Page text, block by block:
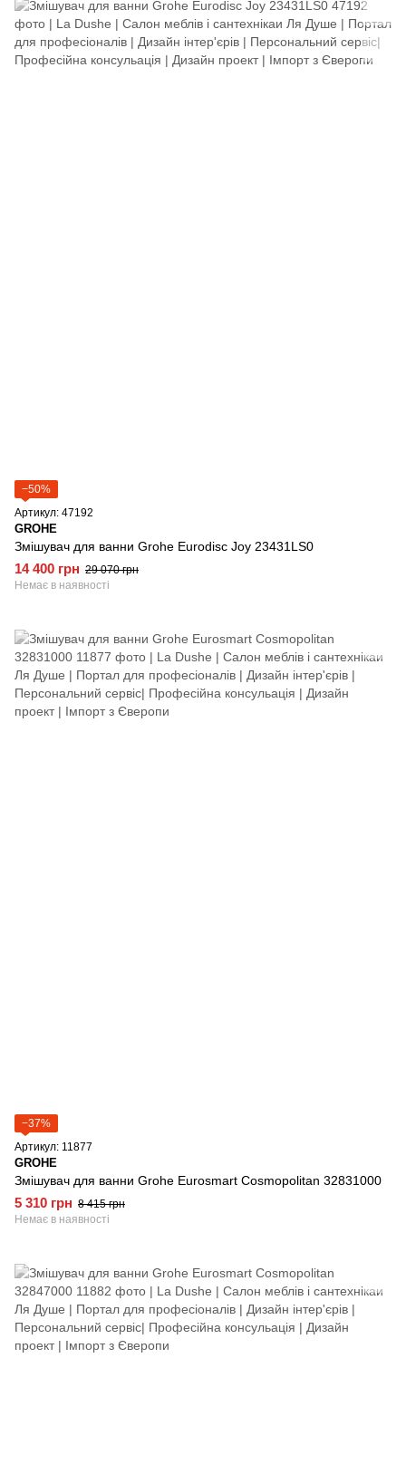
−50%
Артикул: 47192
GROHE
Змішувач для ванни Grohe Eurodisc Joy 23431LS0
14 400 грн 29 070 грн
Немає в наявності
−37%
Артикул: 11877
GROHE
Змішувач для ванни Grohe Eurosmart Cosmopolitan 32831000
5 310 грн 8 415 грн
Немає в наявності